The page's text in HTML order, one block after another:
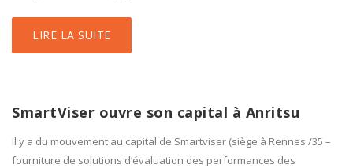
LIRE LA SUITE
SmartViser ouvre son capital à Anritsu
Il y a du mouvement au capital de Smartviser (siège à Rennes /35 –
fourniture de solutions d’évaluation des performances des